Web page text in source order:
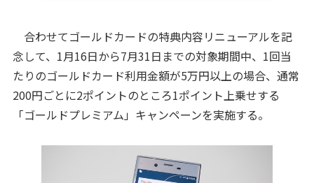
合わせてゴールドカードの特典内容リニューアルを記
念して、1月16日から7月31日までの対象期間中、1回当
たりのゴールドカード利用金額が5万円以上の場合、通常
200円ごとに2ポイントのところ1ポイント上乗せする
「ゴールドプレミアム」キャンペーンを実施する。